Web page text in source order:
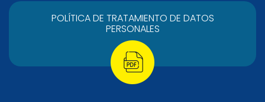
POLÍTICA DE TRATAMIENTO DE DATOS
PERSONALES